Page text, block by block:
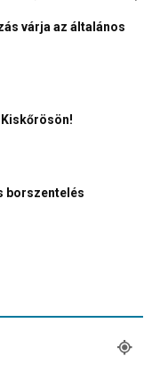
várja az általános
borszentelés